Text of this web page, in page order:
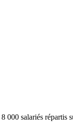
salariés répartis